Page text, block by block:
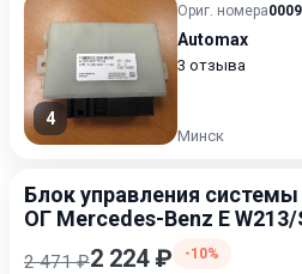
4
Ориг. номера
Automax
3 отзыва
Минск
Блок управления системы
ОГ Mercedes-Benz E W213/
2 471 ₽2 224 ₽ -10%